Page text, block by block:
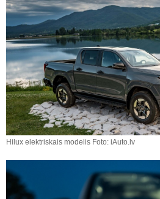
Hilux elektriskais modelis Foto: iAuto.lv